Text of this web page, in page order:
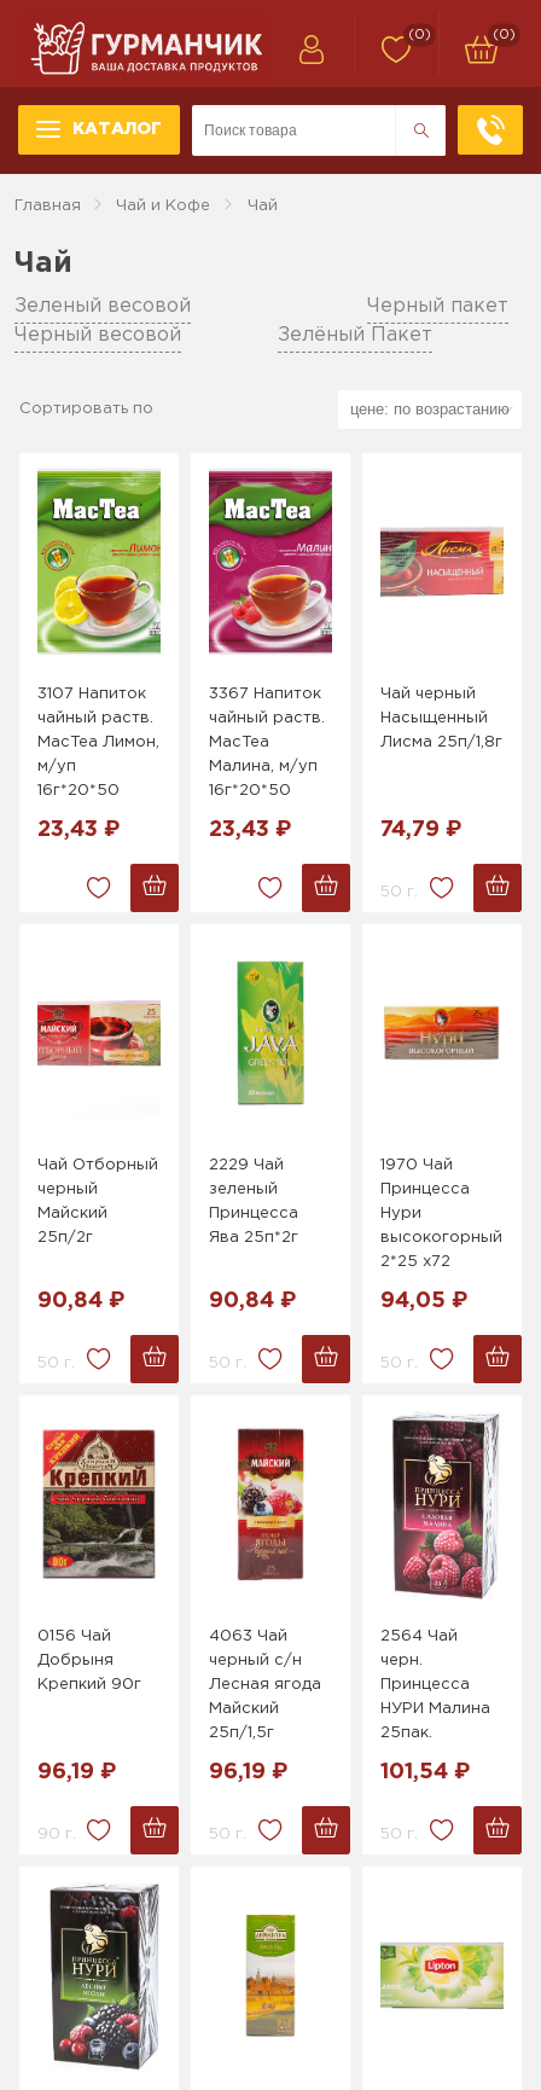
КАТАЛОГ
(0) (0)
Главная Чай и Кофе Чай
Чай
Зеленый весовой
Черный пакет
Черный весовой
Зелёный Пакет
Сортировать по
3107 Напиток
чайный раств.
MacTea Лимон,
м/уп
16г*20*50
23,43 ₽
3367 Напиток
чайный раств.
MacTea
Малина, м/уп
16г*20*50
23,43 ₽
Чай черный
Насыщенный
Лисма 25п/1,8г
74,79 ₽
50 г.
Чай Отборный
черный
Майский
25п/2г
90,84 ₽
50 г.
2229 Чай
зеленый
Принцесса
Ява 25п*2г
90,84 ₽
50 г.
1970 Чай
Принцесса
Нури
высокогорный
2*25 х72
94,05 ₽
50 г.
0156 Чай
Добрыня
Крепкий 90г
96,19 ₽
90 г.
4063 Чай
черный с/н
Лесная ягода
Майский
25п/1,5г
96,19 ₽
50 г.
2564 Чай
черн.
Принцесса
НУРИ Малина
25пак.
101,54 ₽
50 г.